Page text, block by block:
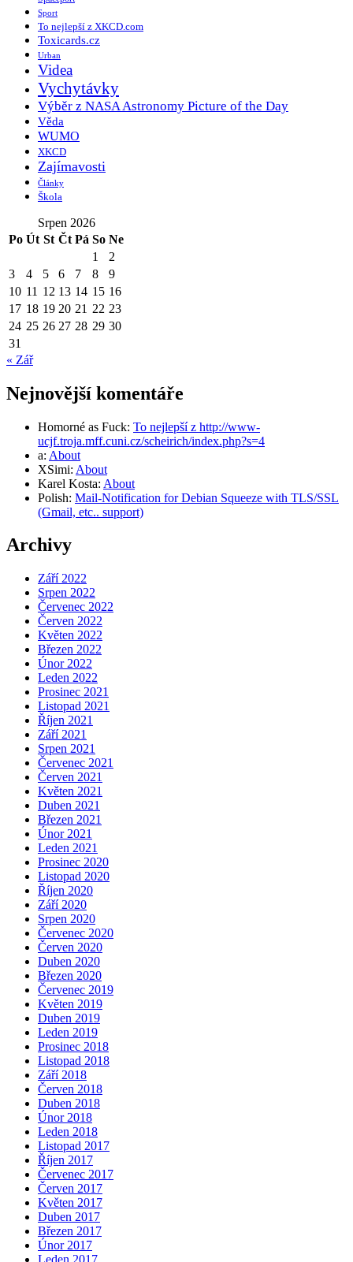
Sport
To nejlepší z XKCD.com
Toxicards.cz
Urban
Videa
Vychytávky
Výběr z NASA Astronomy Picture of the Day
Věda
WUMO
XKCD
Zajímavosti
Články
Škola
Srpen 2026
Po Út St Čt Pá So Ne
1
2
3
4 5 6 7 8
9
10 11 12 13 14 15 16
17 18 19 20 21 22 23
24 25 26 27 28 29 30
31
« Zář
Nejnovější komentáře
Homorné as Fuck: To nejlepší z http://www-
ucjf.troja.mff.cuni.cz/scheirich/index.php?s=4
a: About
XSimi: About
Karel Kosta: About
Polish: Mail-Notification for Debian Squeeze with TLS/SSL
(Gmail, etc.. support)
Archivy
Září 2022
Srpen 2022
Červenec 2022
Červen 2022
Květen 2022
Březen 2022
Únor 2022
Leden 2022
Prosinec 2021
Listopad 2021
Říjen 2021
Září 2021
Srpen 2021
Červenec 2021
Červen 2021
Květen 2021
Duben 2021
Březen 2021
Únor 2021
Leden 2021
Prosinec 2020
Listopad 2020
Říjen 2020
Září 2020
Srpen 2020
Červenec 2020
Červen 2020
Duben 2020
Březen 2020
Červenec 2019
Květen 2019
Duben 2019
Leden 2019
Prosinec 2018
Listopad 2018
Září 2018
Červen 2018
Duben 2018
Únor 2018
Leden 2018
Listopad 2017
Říjen 2017
Červenec 2017
Červen 2017
Květen 2017
Duben 2017
Březen 2017
Únor 2017